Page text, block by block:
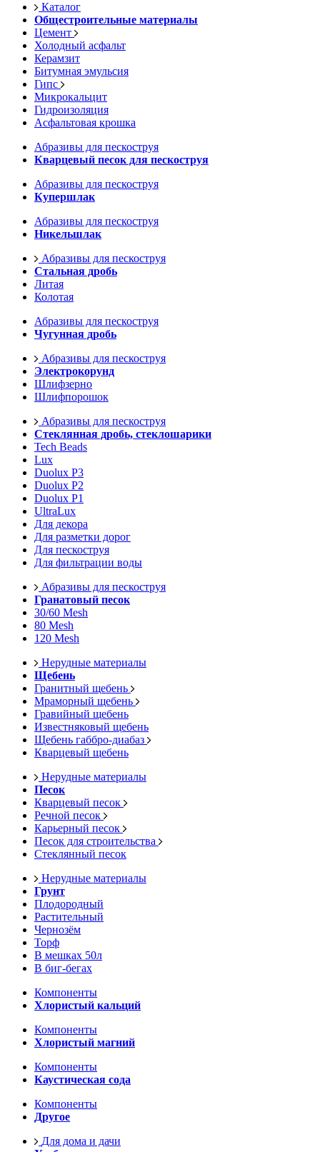
Каталог
Общестроительные материалы
Цемент
Холодный асфальт
Керамзит
Битумная эмульсия
Гипс
Микрокальцит
Гидроизоляция
Асфальтовая крошка
Абразивы для пескоструя
Кварцевый песок для пескоструя
Абразивы для пескоструя
Купершлак
Абразивы для пескоструя
Никельшлак
Абразивы для пескоструя
Стальная дробь
Литая
Колотая
Абразивы для пескоструя
Чугунная дробь
Абразивы для пескоструя
Электрокорунд
Шлифзерно
Шлифпорошок
Абразивы для пескоструя
Стеклянная дробь, стеклошарики
Tech Beads
Lux
Duolux P3
Duolux P2
Duolux P1
UltraLux
Для декора
Для разметки дорог
Для пескоструя
Для фильтрации воды
Абразивы для пескоструя
Гранатовый песок
30/60 Mesh
80 Mesh
120 Mesh
Нерудные материалы
Щебень
Гранитный щебень
Мраморный щебень
Гравийный щебень
Известняковый щебень
Щебень габбро-диабаз
Кварцевый щебень
Нерудные материалы
Песок
Кварцевый песок
Речной песок
Карьерный песок
Песок для строительства
Стеклянный песок
Нерудные материалы
Грунт
Плодородный
Растительный
Чернозём
Торф
В мешках 50л
В биг-бегах
Компоненты
Хлористый кальций
Компоненты
Хлористый магний
Компоненты
Каустическая сода
Компоненты
Другое
Для дома и дачи